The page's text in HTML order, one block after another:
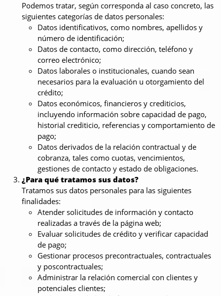
Podemos tratar, según corresponda al caso concreto, las
siguientes categorías de datos personales:
Datos identificativos, como nombres, apellidos y
número de identificación;
Datos de contacto, como dirección, teléfono y
correo electrónico;
Datos laborales o institucionales, cuando sean
necesarios para la evaluación u otorgamiento del
crédito;
Datos económicos, financieros y crediticios,
incluyendo información sobre capacidad de pago,
historial crediticio, referencias y comportamiento de
pago;
Datos derivados de la relación contractual y de
cobranza, tales como cuotas, vencimientos,
gestiones de contacto y estado de obligaciones.
¿Para qué tratamos sus datos?
Tratamos sus datos personales para las siguientes
finalidades:
Atender solicitudes de información y contacto
realizadas a través de la página web;
Evaluar solicitudes de crédito y verificar capacidad
de pago;
Gestionar procesos precontractuales, contractuales
y poscontractuales;
Administrar la relación comercial con clientes y
potenciales clientes;